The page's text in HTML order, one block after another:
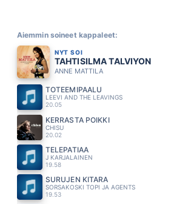
Aiemmin soineet kappaleet:
NYT SOI
TAHTISILMA TALVIYON
ANNE MATTILA
TOTEEMIPAALU
LEEVI AND THE LEAVINGS
20.05
KERRASTA POIKKI
CHISU
20.02
TELEPATIAA
J KARJALAINEN
19.58
SURUJEN KITARA
SORSAKOSKI TOPI JA AGENTS
19.53